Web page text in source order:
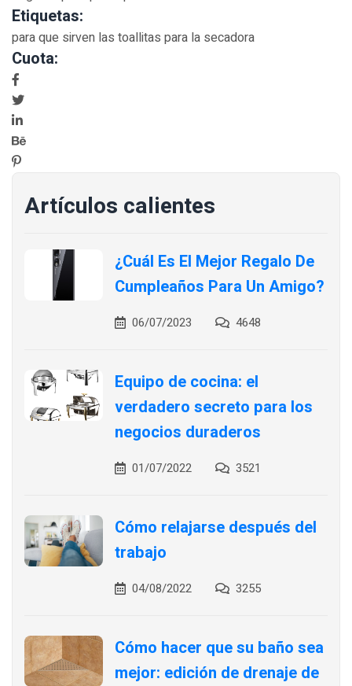
Artículos calientes
¿Cuál Es El Mejor Regalo De
Cumpleaños Para Un Amigo?
06/07/2023 4648
Equipo de cocina: el
verdadero secreto para los
negocios duraderos
01/07/2022 3521
Cómo relajarse después del
trabajo
04/08/2022 3255
Cómo hacer que su baño sea
mejor: edición de drenaje de
Etiquetas:
para que sirven las toallitas para la secadora
Cuota: